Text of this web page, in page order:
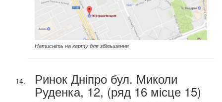
Натисніть на карту для збільшення
Ринок Дніпро бул. Миколи
Руденка, 12, (ряд 16 місце 15)